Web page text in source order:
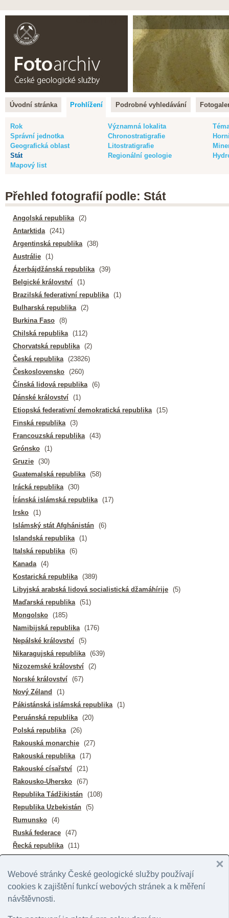
Úvodní stránka Prohlížení Podrobné vyhledávání
Rok Významná lokalita
Správní jednotka
Chronostratigrafie
Geografická oblast
Litostratigrafie
Stát
Regionální geologie
Mapový list
Přehled fotografií podle: Stát
Angolská republika (2)
Antarktida (241)
Argentinská republika (38)
Austrálie (1)
Ázerbájdžánská republika (39)
Belgické království (1)
Brazilská federativní republika (1)
Bulharská republika (2)
Burkina Faso (8)
Chilská republika (112)
Chorvatská republika (2)
Česká republika (23826)
Československo (260)
Čínská lidová republika (6)
Dánské království (1)
Etiopská federativní demokratická republika (15)
Finská republika (3)
Francouzská republika (43)
Grónsko (1)
Gruzie (30)
Guatemalská republika (58)
Irácká republika (30)
Íránská islámská republika (17)
Irsko (1)
Islámský stát Afghánistán (6)
Islandská republika (1)
Italská republika (6)
Kanada (4)
Kostarická republika (389)
Libyjská arabská lidová socialistická džamáhírije (5)
Maďarská republika (51)
Mongolsko (185)
Namibijská republika (176)
Nepálské království (5)
Nikaragujská republika (639)
Nizozemské království (2)
Norské království (67)
Nový Zéland
(1)
Pákistánská islámská republika (1)
Peruánská republika (20)
Polská republika (26)
Rakouská monarchie (27)
Rakouská republika (17)
Rakouské císařství (21)
Rakousko-Uhersko (67)
Republika Tádžikistán (108)
Republika Uzbekistán (5)
Rumunsko (4)
Ruská federace (47)
Řecká republika (11)
Senegalská republika (49)
Slovenská republika (427)
Slovinská republika
Webové stránky České geologické služby používají
cookies k zajištění funkcí webových stránek a k měření
návštěvnosti.